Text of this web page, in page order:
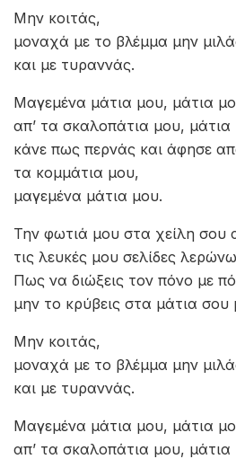
Μην κοιτάς,
μοναχά με το βλέμμα μην
και με τυραννάς.
Μαγεμένα μάτια μου, μάτια
απ’ τα σκαλοπάτια μου, μάτια
κάνε πως περνάς και άφησε
τα κομμάτια μου,
μαγεμένα μάτια μου.
Την φωτιά μου στα χείλη σου
τις λευκές μου σελίδες
Πως να διώξεις τον πόνο με
μην το κρύβεις στα μάτια σου
Μην κοιτάς,
μοναχά με το βλέμμα μην
και με τυραννάς.
Μαγεμένα μάτια μου, μάτια
απ’ τα σκαλοπάτια μου, μάτια